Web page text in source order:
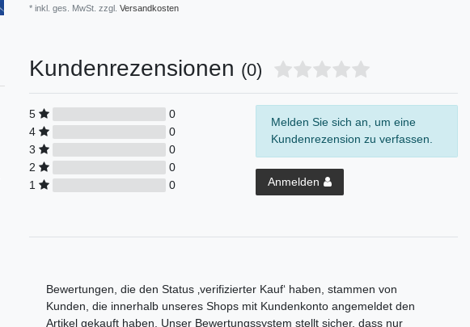
* inkl. ges. MwSt. zzgl. Versandkosten
Kundenrezensionen (0)
5
0
4
0
3
0
2
0
1
0
Melden Sie sich an, um eine
Kundenrezension zu verfassen.
Anmelden
Bewertungen, die den Status ‚verifizierter Kauf‘ haben, stammen von
Kunden, die innerhalb unseres Shops mit Kundenkonto angemeldet den
Artikel gekauft haben. Unser Bewertungssystem stellt sicher, dass nur